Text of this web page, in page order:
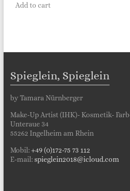
Add to cart
Spieglein, Spieglein
by Tamara Nürnberger
Make-Up Artist (IHK)- Kosmetik-
Unteraue 34
55262 Ingelheim am Rhein
Mobil:+49 (0)172-75 73 112
E-mail:spieglein2018@icloud.com